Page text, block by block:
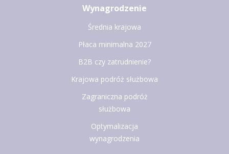
Wynagrodzenie
Średnia krajowa
Płaca minimalna 2027
B2B czy zatrudnienie?
Krajowa podróż służbowa
Zagraniczna podróż
służbowa
Optymalizacja
wynagrodzenia